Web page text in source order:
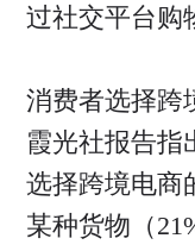
过社交平台购
消费者选择跨
霞光社报告指
选择跨境电商
某种货物（